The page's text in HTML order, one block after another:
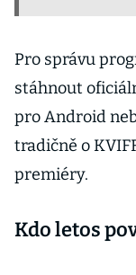
Pro správu
stáhnout
pro Android
tradičně o
premiéry.
Kdo letos